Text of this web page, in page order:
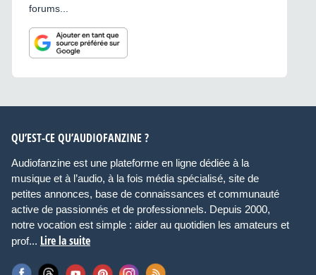
forums...
QU’EST-CE QU’AUDIOFANZINE ?
Audiofanzine est une plateforme en ligne dédiée à la
musique et à l’audio, à la fois média spécialisé, site de
petites annonces, base de connaissances et communauté
active de passionnés et de professionnels. Depuis 2000,
notre vocation est simple : aider au quotidien les amateurs et
prof... Lire la suite